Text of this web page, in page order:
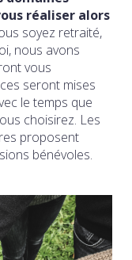
réaliser alors
soyez retraité,
nous avons
vous
seront mises
le temps que
choisirez. Les
proposent
bénévoles.